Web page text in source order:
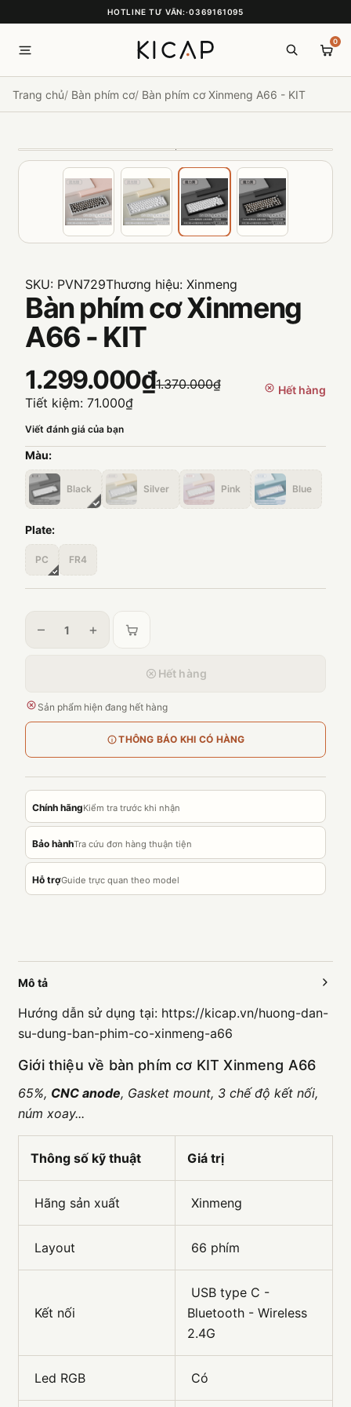
HOTLINE TƯ VẤN:·0369161095
0
Trang chủ Bàn phím cơ Bàn phím cơ Xinmeng A66 - KIT
Bàn phím cơ Xinmeng
A66 - KIT
SKU: PVN729Thương hiệu: Xinmeng
1.299.000₫1.370.000₫
Tiết kiệm: 71.000₫
Hết hàng
Viết đánh giá của bạn
Màu:
Black Silver Pink Blue
Plate:
PC FR4
– +
Hết hàng
Sản phẩm hiện đang hết hàng
THÔNG BÁO KHI CÓ HÀNG
Chính hãngKiểm tra trước khi nhận
Bảo hànhTra cứu đơn hàng thuận tiện
Hỗ trợGuide trực quan theo model
Mô tả
Hướng dẫn sử dụng tại: https://kicap.vn/huong-dan-
su-dung-ban-phim-co-xinmeng-a66
Giới thiệu về bàn phím cơ KIT Xinmeng A66
65%, CNC anode, Gasket mount, 3 chế độ kết nối,
núm xoay...
Thông số kỹ thuật Giá trị
Hãng sản xuất Xinmeng
Layout 66 phím
Kết nối
USB type C -
Bluetooth - Wireless
2.4G
Led RGB Có